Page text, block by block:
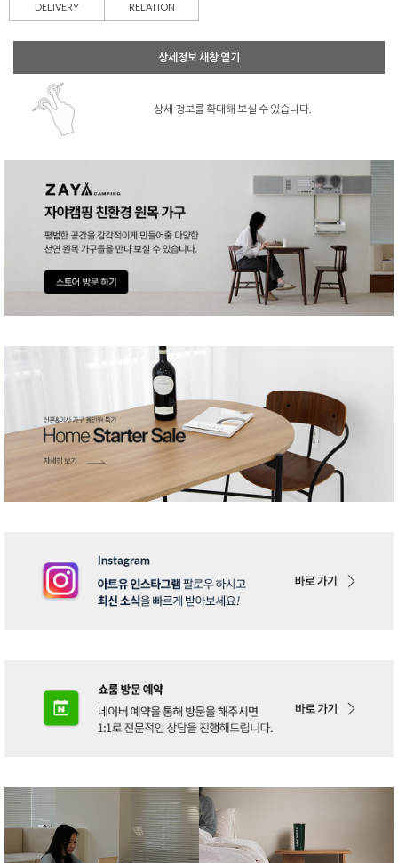
DELIVERY RELATION
상세정보 새창 열기
상세 정보를 확대해 보실 수 있습니다.